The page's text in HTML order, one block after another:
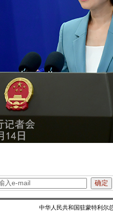
中华人民共和国驻蒙特利尔